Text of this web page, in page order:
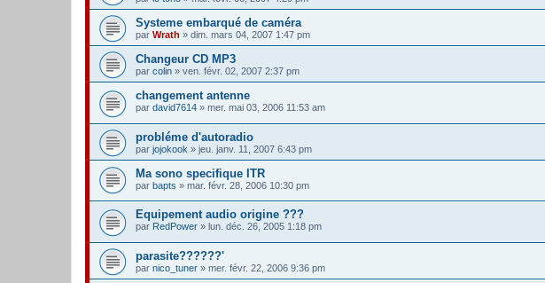
Systeme embarqué de caméra
par Wrath » dim. mars 04, 2007 1:47 pm
Changeur CD MP3
par colin » ven. févr. 02, 2007 2:37 pm
changement antenne
par david7614 » mer. mai 03, 2006 11:53 am
probléme d'autoradio
par jojokook » jeu. janv. 11, 2007 6:43 pm
Ma sono specifique ITR
par bapts » mar. févr. 28, 2006 10:30 pm
Equipement audio origine ???
par RedPower » lun. déc. 26, 2005 1:18 pm
parasite??????'
par nico_tuner » mer. févr. 22, 2006 9:36 pm